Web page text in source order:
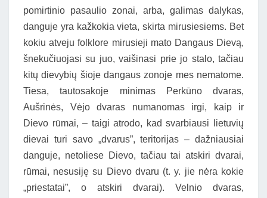
pomirtinio pasaulio zonai, arba, galimas dalykas,
danguje yra kažkokia vieta, skirta mirusiesiems. Bet
kokiu atveju folklore mirusieji mato Dangaus Dievą,
šnekučiuojasi su juo, vaišinasi prie jo stalo, tačiau
kitų dievybių šioje dangaus zonoje mes nematome.
Tiesa, tautosakoje minimas Perkūno dvaras,
Aušrinės, Vėjo dvaras numanomas irgi, kaip ir
Dievo rūmai, – taigi atrodo, kad svarbiausi lietuvių
dievai turi savo „dvarus”, teritorijas – dažniausiai
danguje, netoliese Dievo, tačiau tai atskiri dvarai,
rūmai, nesusiję su Dievo dvaru (t. y. jie nėra kokie
„priestatai”, o atskiri dvarai). Velnio dvaras,